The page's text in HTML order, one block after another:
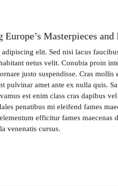
Masterpieces and
elit. Sed nisi lacus
netus velit. Conubia proin
justo suspendisse. Cras
pulvinar amet ante ex nulla quis.
est enim class cras dapibus
penatibus mi eleifend fames
efficitur fames
venenatis cursus.